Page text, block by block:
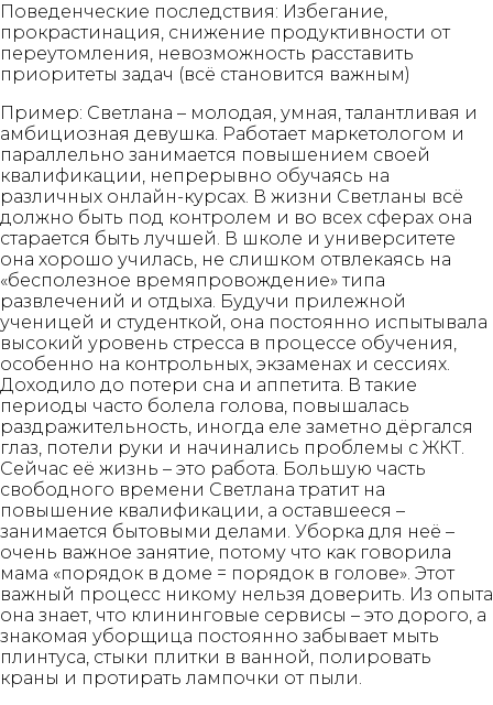
Поведенческие последствия: Избегание,
прокрастинация, снижение продуктивности от
переутомления, невозможность расставить
приоритеты задач (всё становится важным)
Пример: Светлана – молодая, умная, талантливая и
амбициозная девушка. Работает маркетологом и
параллельно занимается повышением своей
квалификации, непрерывно обучаясь на
различных онлайн-курсах. В жизни Светланы всё
должно быть под контролем и во всех сферах она
старается быть лучшей. В школе и университете
она хорошо училась, не слишком отвлекаясь на
«бесполезное времяпровождение» типа
развлечений и отдыха. Будучи прилежной
ученицей и студенткой, она постоянно испытывала
высокий уровень стресса в процессе обучения,
особенно на контрольных, экзаменах и сессиях.
Доходило до потери сна и аппетита. В такие
периоды часто болела голова, повышалась
раздражительность, иногда еле заметно дёргался
глаз, потели руки и начинались проблемы с ЖКТ.
Сейчас её жизнь – это работа. Большую часть
свободного времени Светлана тратит на
повышение квалификации, а оставшееся –
занимается бытовыми делами. Уборка для неё –
очень важное занятие, потому что как говорила
мама «порядок в доме = порядок в голове». Этот
важный процесс никому нельзя доверить. Из опыта
она знает, что клининговые сервисы – это дорого, а
знакомая уборщица постоянно забывает мыть
плинтуса, стыки плитки в ванной, полировать
краны и протирать лампочки от пыли.